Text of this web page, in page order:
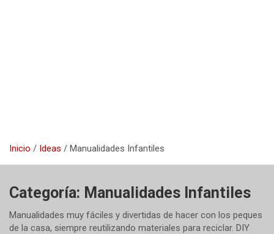
Inicio Ideas Manualidades Infantiles
Categoría: Manualidades Infantiles
Manualidades muy fáciles y divertidas de hacer con los peques
de la casa, siempre reutilizando materiales para reciclar. DIY